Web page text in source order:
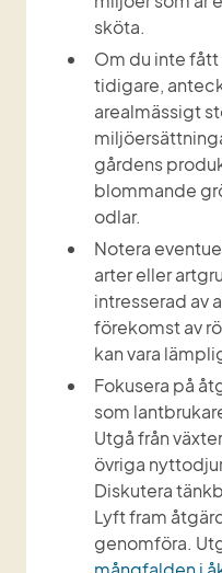
sköta.
Om du inte
tidigare,
arealmässigt
gårdens
blommande
odlar.
Notera
arter eller
intresserad av
förekomst av
kan vara
Fokusera på
som
Utgå från
övriga
Diskutera
Lyft fram
genomföra.